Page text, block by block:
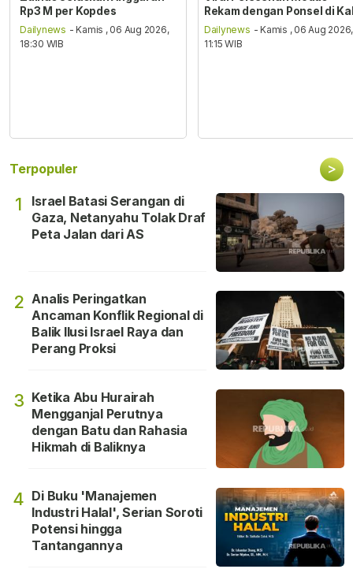
Rp3 M per Kopdes
Dailynews - Kamis , 06 Aug 2026,
18:30 WIB
Rekam dengan Ponsel di
Dailynews - Kamis , 06 Aug 2026,
11:15 WIB
Terpopuler >
1
Israel Batasi Serangan di
Gaza, Netanyahu Tolak Draf
Peta Jalan dari AS
2 Analis Peringatkan
Ancaman Konflik Regional di
Balik Ilusi Israel Raya dan
Perang Proksi
3 Ketika Abu Hurairah
Mengganjal Perutnya
dengan Batu dan Rahasia
Hikmah di Baliknya
4 Di Buku 'Manajemen
Industri Halal', Serian Soroti
Potensi hingga
Tantangannya